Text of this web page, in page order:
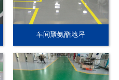
车间聚氨酯地坪